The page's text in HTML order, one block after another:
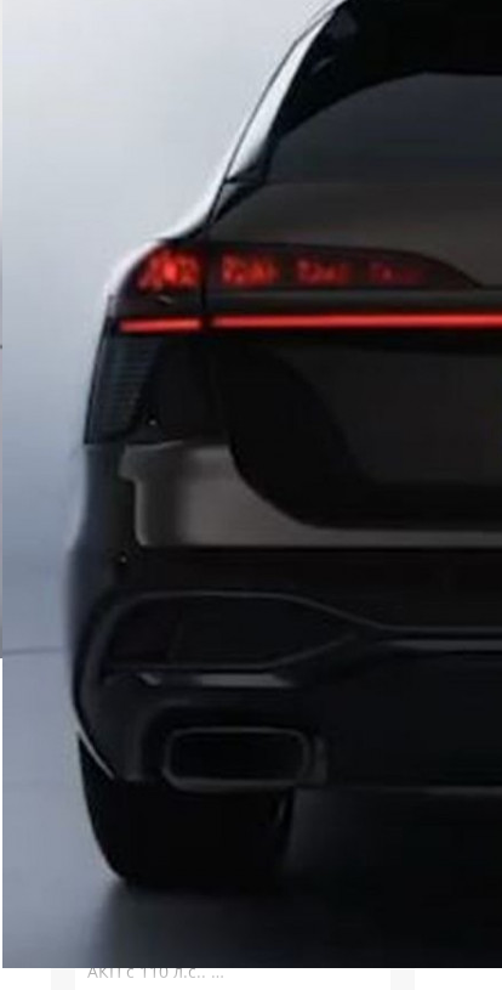
Тенету сравняться с Тойота. Но в
АР четко и подробно расписали
по каким параметрам китайский
RAV4 превосходит подлинного
китайца: лучше и комфортнее
подвеска едет ровно и приятно …
Леопольд
Уже выучил как писать
правильно клона Чери?
незакостинелый ты не наш
Ожидаемо. По крайней мере, я в
голосовании ровно такого
расклада и ожидал: как массовый
мировой продукт, RAV4 по сумме
потребительских качеств
окажется на высоте - и
комфортнее, и продуманнее (если
такое слово …
Плюсуй 925т и получишь
реальные цены. В каком месте он
их скинул?
Да где ж вы такие трассы
находите и как по ним ездите, что
АКП с 110 л.с.. …